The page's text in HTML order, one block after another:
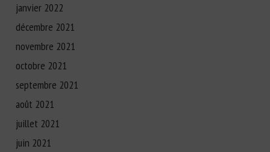
janvier 2022
décembre 2021
novembre 2021
octobre 2021
septembre 2021
août 2021
juillet 2021
juin 2021